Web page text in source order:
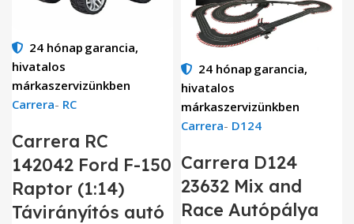
24 hónap garancia,
hivatalos
márkaszervizünkben
Carrera- RC
Carrera RC
142042 Ford F-150
Raptor (1:14)
Távirányítós autó
24 hónap garancia,
hivatalos
márkaszervizünkben
Carrera- D124
Carrera D124
23632 Mix and
Race Autópálya